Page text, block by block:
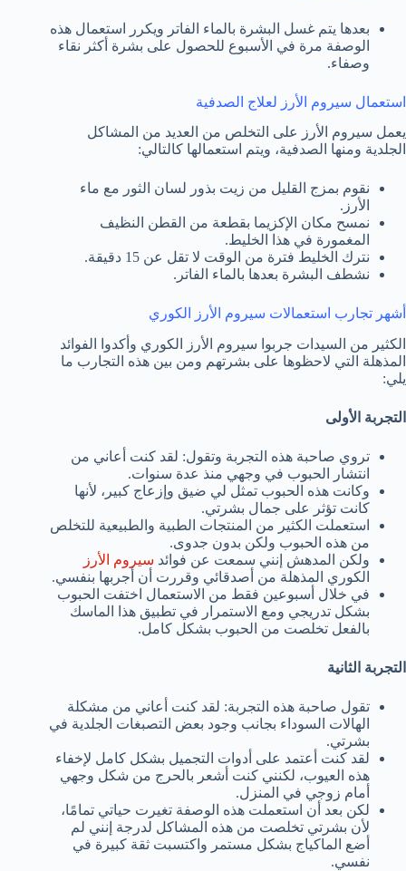
بعدها يتم غسل البشرة بالماء الفاتر ويكرر استعمال هذه
الوصفة مرة في الأسبوع للحصول على بشرة أكثر نقاء
وصفاء.
استعمال سيروم الأرز لعلاج الصدفية
يعمل سيروم الأرز على التخلص من العديد من المشاكل
الجلدية ومنها الصدفية، ويتم استعمالها كالتالي:
نقوم بمزج القليل من زيت بذور لسان الثور مع ماء
الأرز.
نمسح مكان الإكزيما بقطعة من القطن النظيف
المغمورة في هذا الخليط.
نترك الخليط فترة من الوقت لا تقل عن 15 دقيقة.
نشطف البشرة بعدها بالماء الفاتر.
أشهر تجارب استعمالات سيروم الأرز الكوري
الكثير من السيدات جربوا سيروم الأرز الكوري وأكدوا الفوائد
المذهلة التي لاحظوها على بشرتهم ومن بين هذه التجارب ما
يلي:
التجربة الأولى
تروي صاحبة هذه التجربة وتقول: لقد كنت أعاني من
انتشار الحبوب في وجهي منذ عدة سنوات.
وكانت هذه الحبوب تمثل لي ضيق وإزعاج كبير، لأنها
كانت تؤثر على جمال بشرتي.
استعملت الكثير من المنتجات الطبية والطبيعية للتخلص
من هذه الحبوب ولكن بدون جدوى.
ولكن المدهش إنني سمعت عن فوائد سيروم الأرز
الكوري المذهلة من أصدقائي وقررت أن أجربها بنفسي.
في خلال أسبوعين فقط من الاستعمال اختفت الحبوب
بشكل تدريجي ومع الاستمرار في تطبيق هذا الماسك
بالفعل تخلصت من الحبوب بشكل كامل.
التجربة الثانية
تقول صاحبة هذه التجربة: لقد كنت أعاني من مشكلة
الهالات السوداء بجانب وجود بعض التصبغات الجلدية في
بشرتي.
لقد كنت أعتمد على أدوات التجميل بشكل كامل لإخفاء
هذه العيوب، لكنني كنت أشعر بالحرج من شكل وجهي
أمام زوجي في المنزل.
لكن بعد أن استعملت هذه الوصفة تغيرت حياتي تمامًا،
لأن بشرتي تخلصت من هذه المشاكل لدرجة إنني لم
أضع الماكياج بشكل مستمر واكتسبت ثقة كبيرة في
نفسي.